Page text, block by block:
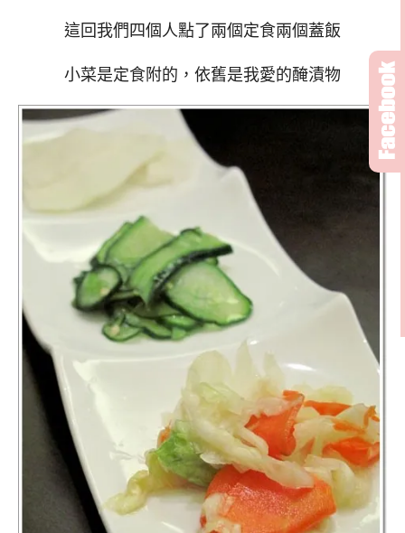
這回我們四個人點了兩個定食兩個蓋飯
小菜是定食附的，依舊是我愛的醃漬物